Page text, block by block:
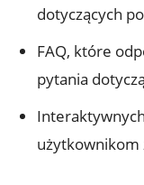
dotyczących
FAQ, które
pytania
użytkownikom